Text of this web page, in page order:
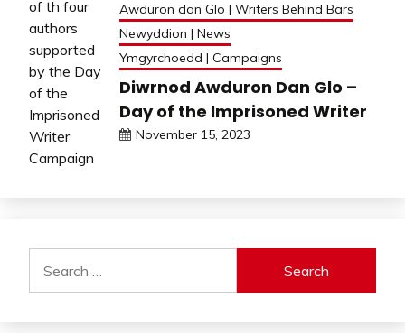
Awduron dan Glo | Writers Behind Bars
Newyddion | News
Ymgyrchoedd | Campaigns
Diwrnod Awduron Dan Glo –
Day of the Imprisoned Writer
November 15, 2023
for: